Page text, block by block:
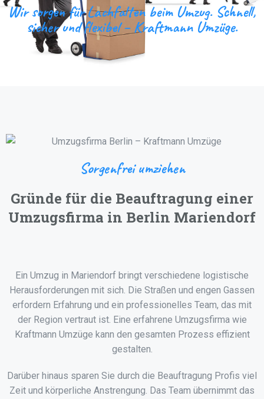
Wir sorgen für Lachfalten beim Umzug. Schnell,
sicher und flexibel – Kraftmann Umzüge.
Sorgenfrei umziehen
Gründe für die Beauftragung einer
Umzugsfirma in Berlin Mariendorf
Ein Umzug in Mariendorf bringt verschiedene logistische
Herausforderungen mit sich. Die Straßen und engen Gassen
erfordern Erfahrung und ein professionelles Team, das mit
der Region vertraut ist. Eine erfahrene Umzugsfirma wie
Kraftmann Umzüge kann den gesamten Prozess effizient
gestalten.
Darüber hinaus sparen Sie durch die Beauftragung Profis viel
Zeit und körperliche Anstrengung. Das Team übernimmt das